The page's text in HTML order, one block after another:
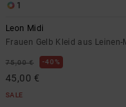
1
Leon Midi
Frauen Gelb Kleid aus Leinen-
75,00 € 40%
45,00 €
SALE